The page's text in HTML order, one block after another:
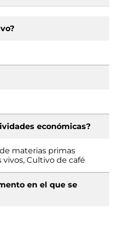
económicas?
materias primas
Cultivo de café
en el que se